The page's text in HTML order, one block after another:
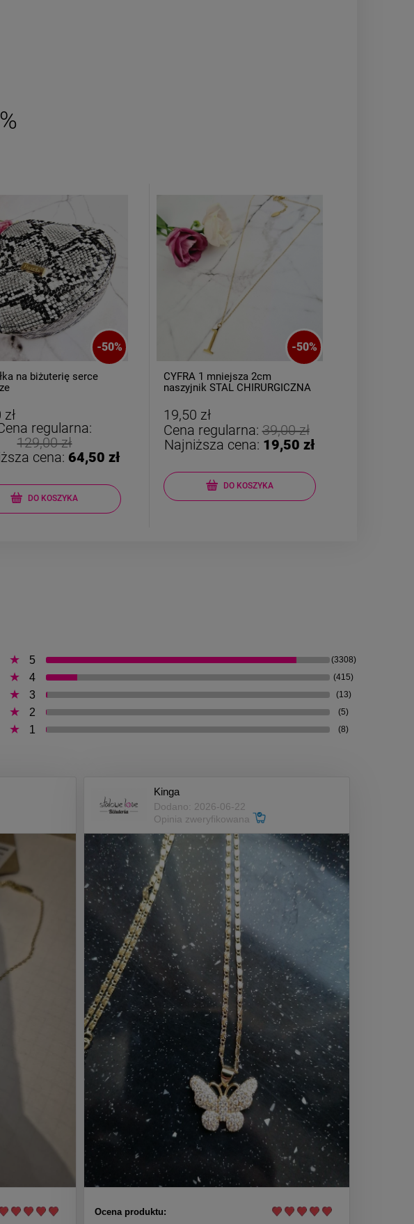
-50%
na biżuterię serce
regularna:
129,00 zł
cena: 64,50 zł
DO KOSZYKA
-50%
CYFRA 1 mniejsza 2cm
naszyjnik STAL CHIRURGICZNA
19,50 zł
Cena regularna:39,00 zł
Najniższa cena: 19,50 zł
DO KOSZYKA
5 (3308)
4 (415)
3 (13)
2 (5)
1 (8)
Kinga
Dodano: 2026-06-22
Opinia zweryfikowana
Ocena produktu: